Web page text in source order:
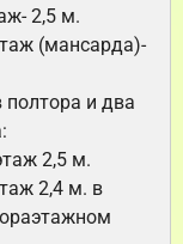
2,5 м.
(мансарда)-
и два
2,5 м.
2,4 м. в